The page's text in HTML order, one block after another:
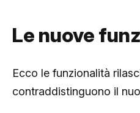
Le nuove
Ecco le funzionalità
contraddistinguono il